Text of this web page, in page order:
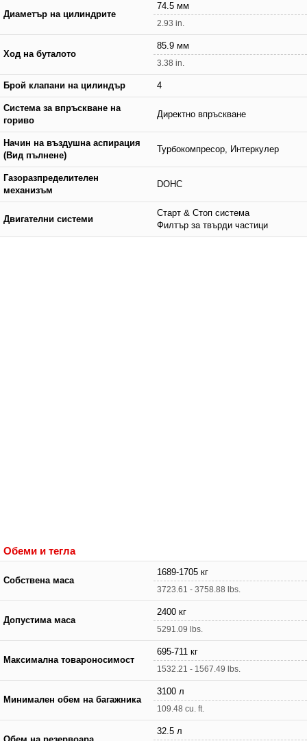
Диаметър на цилиндрите
74.5 мм
2.93 in.
Ход на буталото
85.9 мм
3.38 in.
Брой клапани на цилиндър 4
Система за впръскване на
гориво
Директно впръскване
Начин на въздушна аспирация
(Вид пълнене)
Турбокомпресор, Интеркулер
Газоразпределителен
механизъм
DOHC
Двигателни системи
Старт & Стоп система
Филтър за твърди частици
Обеми и тегла
Собствена маса
1689-1705 кг
3723.61 - 3758.88 lbs.
Допустима маса
2400 кг
5291.09 lbs.
Максимална товароносимост
695-711 кг
1532.21 - 1567.49 lbs.
Минимален обем на багажника
3100 л
109.48 cu. ft.
32.5 л